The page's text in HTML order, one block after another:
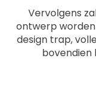
Vervolgens
ontwerp
design trap,
bovendien